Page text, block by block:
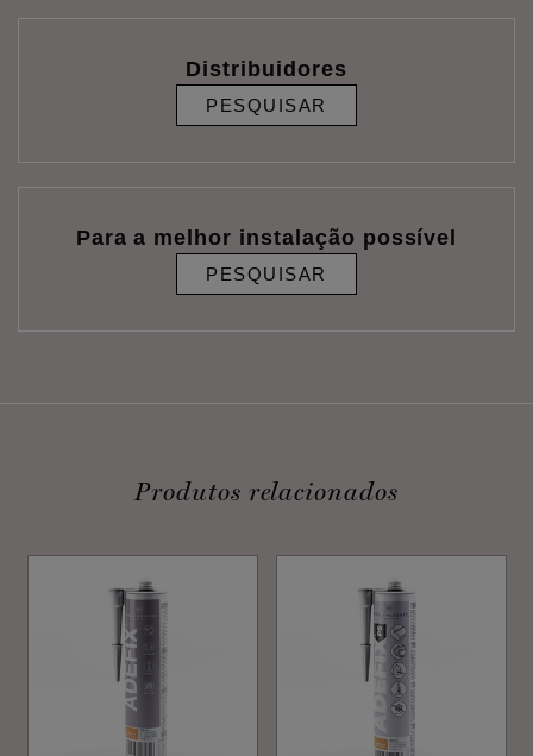
Distribuidores
PESQUISAR
Para a melhor instalação possível
PESQUISAR
Produtos relacionados